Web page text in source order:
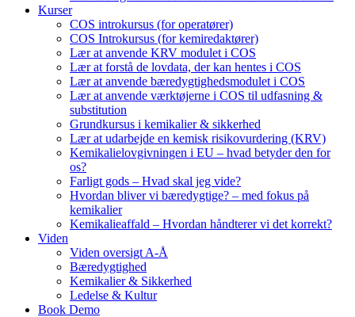
Kurser
COS introkursus (for operatører)
COS Introkursus (for kemiredaktører)
Lær at anvende KRV modulet i COS
Lær at forstå de lovdata, der kan hentes i COS
Lær at anvende bæredygtighedsmodulet i COS
Lær at anvende værktøjerne i COS til udfasning &
substitution
Grundkursus i kemikalier & sikkerhed
Lær at udarbejde en kemisk risikovurdering (KRV)
Kemikalielovgivningen i EU – hvad betyder den for
os?
Farligt gods – Hvad skal jeg vide?
Hvordan bliver vi bæredygtige? – med fokus på
kemikalier
Kemikalieaffald – Hvordan håndterer vi det korrekt?
Viden
Viden oversigt A-Å
Bæredygtighed
Kemikalier & Sikkerhed
Ledelse & Kultur
Book Demo